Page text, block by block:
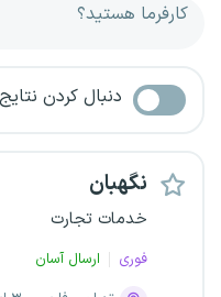
کارفرما هستید؟
دنبال کردن
نگهبان
خدمات تجارت
فوری
ارسال آسان